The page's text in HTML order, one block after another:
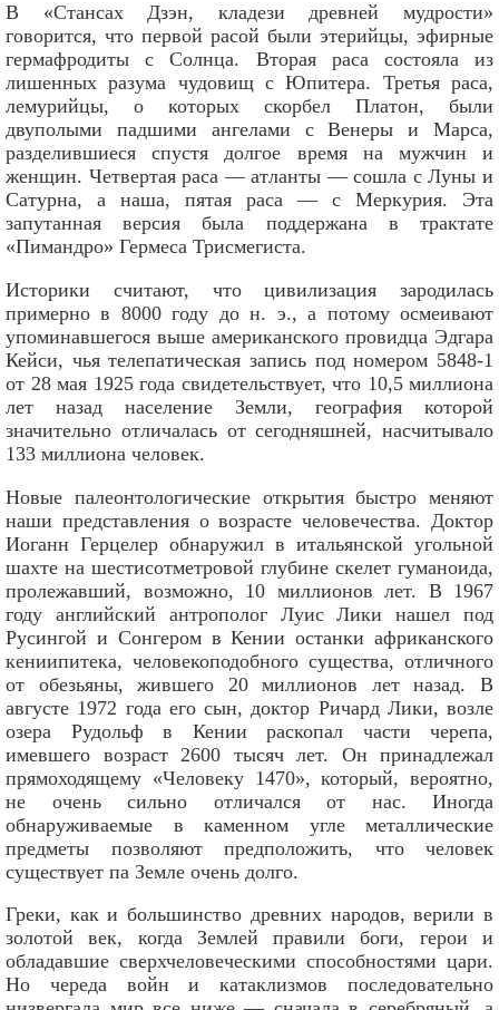
В «Стансах Дзэн, кладези древней мудрости»
говорится, что первой расой были этерийцы, эфирные
гермафродиты с Солнца. Вторая раса состояла из
лишенных разума чудовищ с Юпитера. Третья раса,
лемурийцы, о которых скорбел Платон, были
двуполыми падшими ангелами с Венеры и Марса,
разделившиеся спустя долгое время на мужчин и
женщин. Четвертая раса — атланты — сошла с Луны и
Сатурна, а наша, пятая раса — с Меркурия. Эта
запутанная версия была поддержана в трактате
«Пимандро» Гермеса Трисмегиста.
Историки считают, что цивилизация зародилась
примерно в 8000 году до н. э., а потому осмеивают
упоминавшегося выше американского провидца Эдгара
Кейси, чья телепатическая запись под номером 5848-1
от 28 мая 1925 года свидетельствует, что 10,5 миллиона
лет назад население Земли, география которой
значительно отличалась от сегодняшней, насчитывало
133 миллиона человек.
Новые палеонтологические открытия быстро меняют
наши представления о возрасте человечества. Доктор
Иоганн Герцелер обнаружил в итальянской угольной
шахте на шестисотметровой глубине скелет гуманоида,
пролежавший, возможно, 10 миллионов лет. В 1967
году английский антрополог Луис Лики нашел под
Русингой и Сонгером в Кении останки африканского
кениипитека, человекоподобного существа, отличного
от обезьяны, жившего 20 миллионов лет назад. В
августе 1972 года его сын, доктор Ричард Лики, возле
озера Рудольф в Кении раскопал части черепа,
имевшего возраст 2600 тысяч лет. Он принадлежал
прямоходящему «Человеку 1470», который, вероятно,
не очень сильно отличался от нас. Иногда
обнаруживаемые в каменном угле металлические
предметы позволяют предположить, что человек
существует па Земле очень долго.
Греки, как и большинство древних народов, верили в
золотой век, когда Землей правили боги, герои и
обладавшие сверхчеловеческими способностями цари.
Но череда войн и катаклизмов последовательно